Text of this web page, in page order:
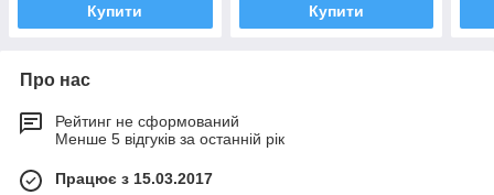
Купити Купити
Про нас
Рейтинг не сформований
Менше 5 відгуків за останній рік
Працює з 15.03.2017